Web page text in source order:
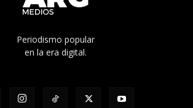
Periodismo popular
en la era digital.